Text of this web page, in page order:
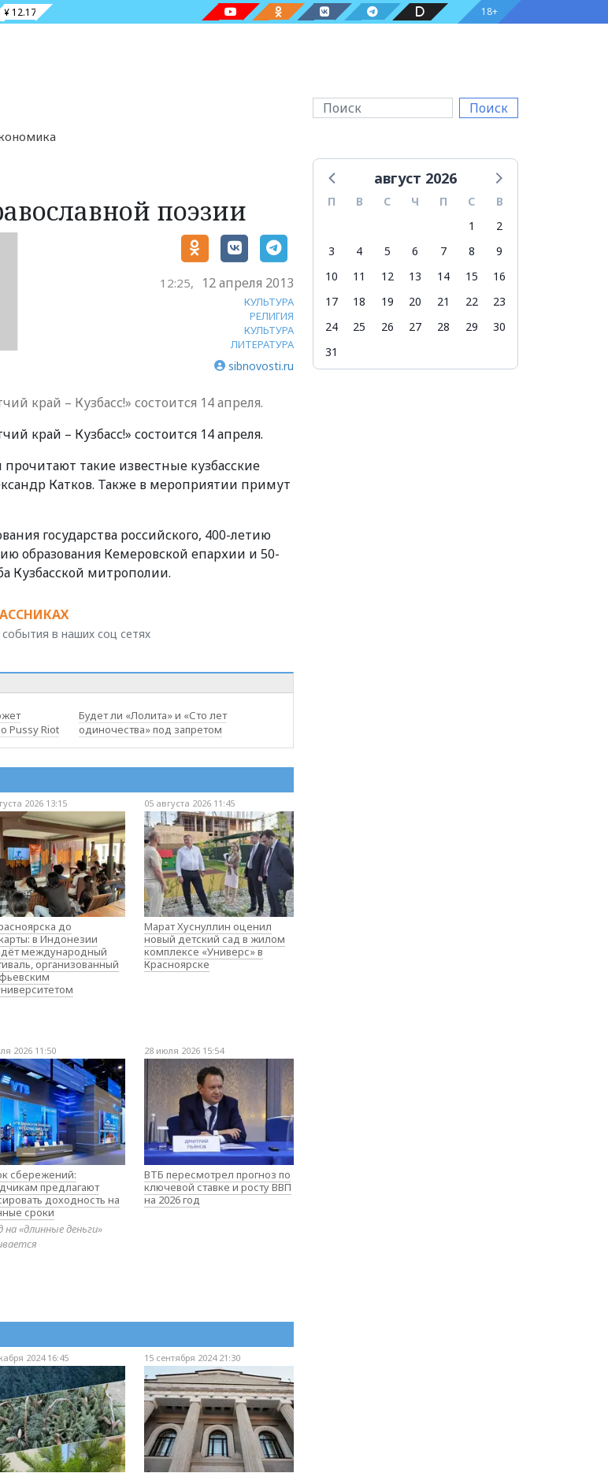
¥ 12.17 18+
Поиск
поэзии
12:25, 12 апреля 2013
КУЛЬТУРА
РЕЛИГИЯ
КУЛЬТУРА
ЛИТЕРАТУРА
sibnovosti.ru
край – Кузбасс!» состоится 14 апреля.
край – Кузбасс!» состоится 14 апреля.
такие известные кузбасские
Катков. Также в мероприятии примут
государства российского, 400-летию
образования Кемеровской епархии и 50-
Кузбасской митрополии.
в наших соц сетях
Pussy Riot
Будет ли «Лолита» и «Сто лет
одиночества» под запретом
2026 13:15
до
в Индонезии
международный
организованный
05 августа 2026 11:45
Марат Хуснуллин оценил
новый детский сад в жилом
комплексе «Универс» в
Красноярске
2026 11:50
сбережений:
предлагают
доходность на
сроки
на «длинные деньги»
28 июля 2026 15:54
ВТБ пересмотрел прогноз по
ключевой ставке и росту ВВП
на 2026 год
2024 16:45 15 сентября 2024 21:30
август 2026
П В С Ч П С
В
1
2
3
4 5 6 7 8
9
10
11 12 13 14 15
16
17
18 19 20 21 22
23
24
25 26 27 28 29
30
31